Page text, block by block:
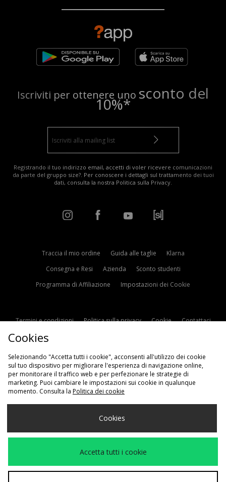
Iscriviti per ottenere uno sconto del
10%*
Registrando il tuo indirizzo email, accetti di voler ricevere comunicazioni
da parte del gruppo size?. Per conoscere i dettagli sul trattamento dei tuoi
dati, consulta la nostra Politica sulla Privacy.
Traccia il mio ordine Guida alle taglie
Klarna
Consegna e Resi
Azienda
Sconto studenti
Programma di Affiliazione
Impostazioni dei Cookie
Termini e condizioni Politica sulla privacy Cookie
Contattaci
Scegli Il Tuo Paese
Accettiamo i seguenti metodi di pagamento
Cookies
Selezionando "Accetta tutti i cookie", acconsenti all'utilizzo dei cookie
sul tuo dispositivo per migliorare l'esperienza di navigazione online,
per monitorare il traffico web e per perfezionare le strategie di
marketing. Puoi cambiare le impostazioni sui cookie in qualunque
momento. Consulta la Politica dei cookie
Cookies
Accetta tutti i cookie